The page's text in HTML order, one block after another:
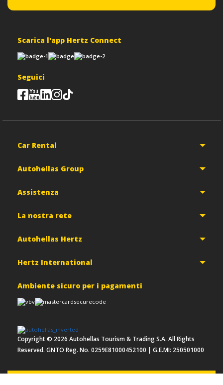
Scarica l'app Hertz Connect
Seguici
Car Rental
Autohellas Group
Assistenza
La nostra rete
Autohellas Hertz
Hertz International
Ambiente sicuro per i pagamenti
Copyright © 2026 Autohellas Tourism & Trading S.A. All Rights
Reserved. GNTO Reg. No. 0259E81000452100 | G.E.MI: 250501000